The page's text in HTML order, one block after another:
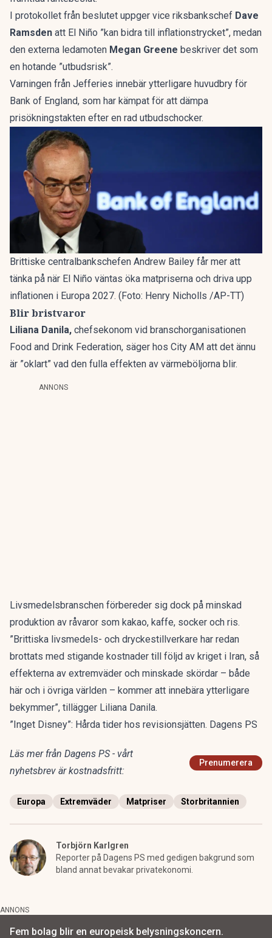
I protokollet från beslutet uppger vice riksbankschef Dave
Ramsden att El Niño ”kan bidra till inflationstrycket”, medan
den externa ledamoten Megan Greene beskriver det som
en hotande ”utbudsrisk”.
Varningen från Jefferies innebär ytterligare huvudbry för
Bank of England, som har kämpat för att dämpa
prisökningstakten efter en rad utbudschocker.
Brittiske centralbankschefen Andrew Bailey får mer att
tänka på när El Niño väntas öka matpriserna och driva upp
inflationen i Europa 2027. (Foto: Henry Nicholls /AP-TT)
Blir bristvaror
Liliana Danila, chefsekonom vid branschorganisationen
Food and Drink Federation, säger hos City AM att det ännu
är ”oklart” vad den fulla effekten av värmeböljorna blir.
ANNONS
Livsmedelsbranschen förbereder sig dock på minskad
produktion av råvaror som kakao, kaffe, socker och ris.
”Brittiska livsmedels- och dryckestillverkare har redan
brottats med stigande kostnader till följd av kriget i Iran, så
effekterna av extremväder och minskade skördar – både
här och i övriga världen – kommer att innebära ytterligare
bekymmer”, tillägger Liliana Danila.
”Inget Disney”: Hårda tider hos revisionsjätten. Dagens PS
Läs mer från Dagens PS - vårt
nyhetsbrev är kostnadsfritt:
Prenumerera
Europa Extremväder Matpriser Storbritannien
Torbjörn Karlgren
Reporter på Dagens PS med gedigen bakgrund som
bland annat bevakar privatekonomi.
ANNONS
Fem bolag blir en europeisk belysningskoncern.